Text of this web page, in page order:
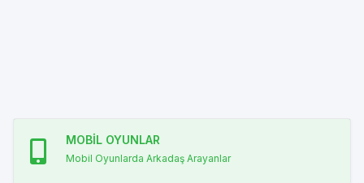
MOBİL OYUNLAR
Mobil Oyunlarda Arkadaş Arayanlar